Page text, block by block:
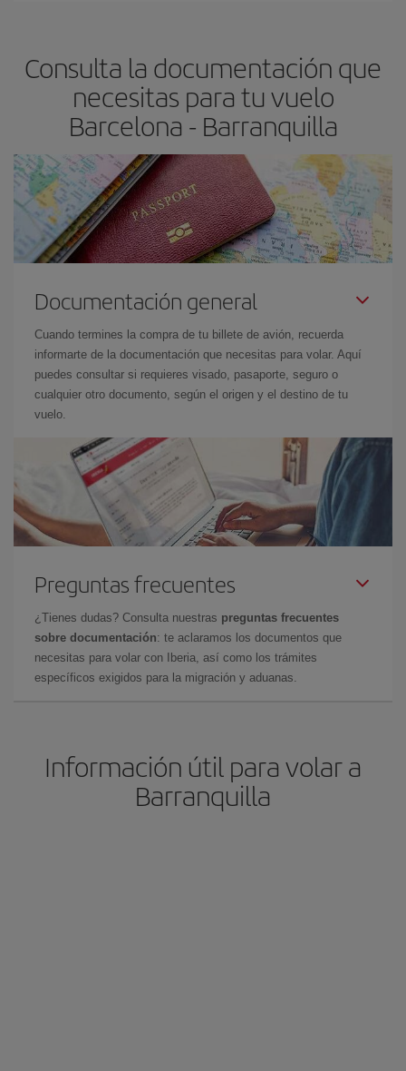
Consulta la documentación que
necesitas para tu vuelo
Barcelona - Barranquilla
Documentación general
Cuando termines la compra de tu billete de avión, recuerda
informarte de la documentación que necesitas para volar. Aquí
puedes consultar si requieres visado, pasaporte, seguro o
cualquier otro documento, según el origen y el destino de tu
vuelo.
Preguntas frecuentes
¿Tienes dudas? Consulta nuestras preguntas frecuentes
sobre documentación: te aclaramos los documentos que
necesitas para volar con Iberia, así como los trámites
específicos exigidos para la migración y aduanas.
Información útil para volar a
Barranquilla